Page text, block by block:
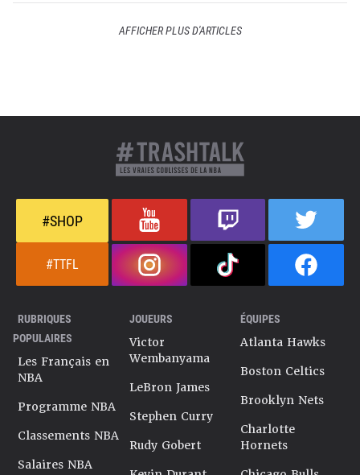
AFFICHER PLUS D'ARTICLES
#SHOP
#TTFL
RUBRIQUES
POPULAIRES
Les Français en
NBA
Programme NBA
Classements NBA
Salaires NBA
JOUEURS
Victor
Wembanyama
LeBron James
Stephen Curry
Rudy Gobert
ÉQUIPES
Atlanta Hawks
Boston Celtics
Brooklyn Nets
Charlotte
Hornets